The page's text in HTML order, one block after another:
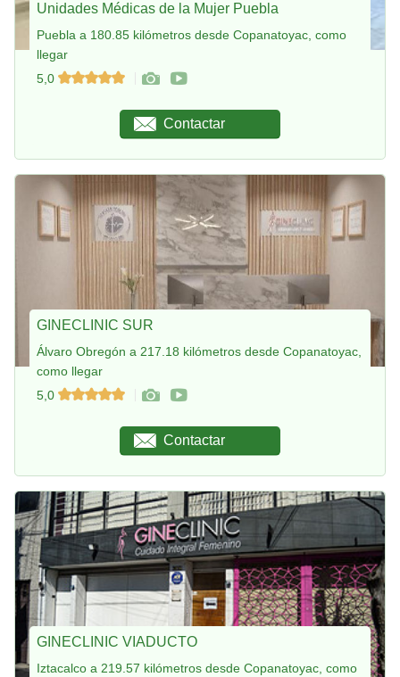
Unidades Médicas de la Mujer Puebla
Puebla a 180.85 kilómetros desde Copanatoyac, como
llegar
5,0
Contactar
GINECLINIC SUR
Álvaro Obregón a 217.18 kilómetros desde Copanatoyac,
como llegar
5,0
Contactar
GINECLINIC VIADUCTO
Iztacalco a 219.57 kilómetros desde Copanatoyac, como